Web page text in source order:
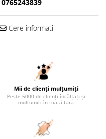
0765243839
Cere informatii
Mii de clienți mulțumiți
Peste 5000 de clienți încălțați și
mulțumiți în toată țara